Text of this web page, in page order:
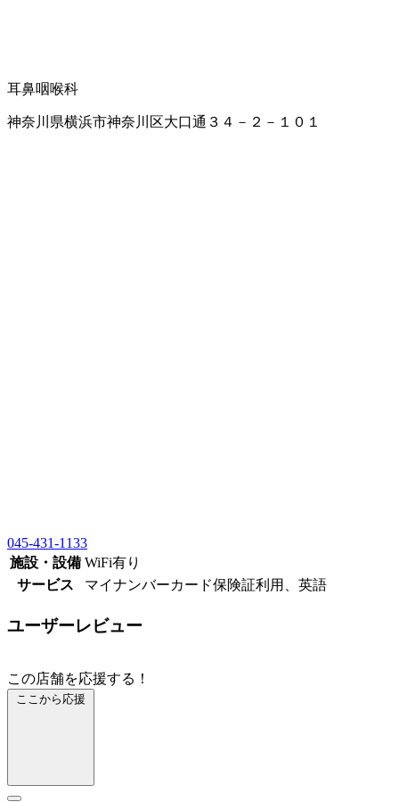
耳鼻咽喉科
神奈川県横浜市神奈川区大口通３４－２－１０１
045-431-1133
施設・設備 WiFi有り
サービス
マイナンバーカード保険証利用、英語
ユーザーレビュー
この店舗を応援する！
ここから応援